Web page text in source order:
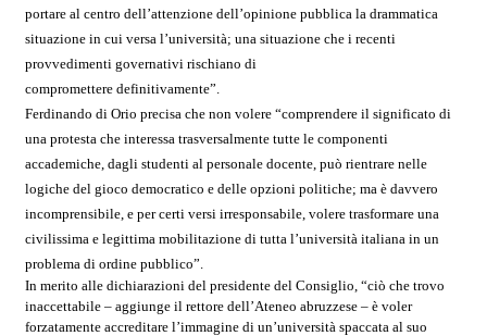
portare al centro dell’attenzione dell’opinione pubblica la drammatica
situazione in cui versa l’università; una situazione che i recenti
provvedimenti governativi rischiano di
compromettere definitivamente”.
Ferdinando di Orio precisa che non volere “comprendere il significato di
una protesta che interessa trasversalmente tutte le componenti
accademiche, dagli studenti al personale docente, può rientrare nelle
logiche del gioco democratico e delle opzioni politiche; ma è davvero
incomprensibile, e per certi versi irresponsabile, volere trasformare una
civilissima e legittima mobilitazione di tutta l’università italiana in un
problema di ordine pubblico”.
In merito alle dichiarazioni del presidente del Consiglio, “ciò che trovo
inaccettabile – aggiunge il rettore dell’Ateneo abruzzese – è voler
forzatamente accreditare l’immagine di un’università spaccata al suo